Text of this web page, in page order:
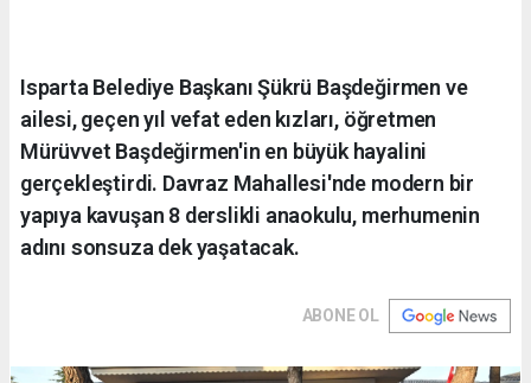
Isparta Belediye Başkanı Şükrü Başdeğirmen ve
ailesi, geçen yıl vefat eden kızları, öğretmen
Mürüvvet Başdeğirmen'in en büyük hayalini
gerçekleştirdi. Davraz Mahallesi'nde modern bir
yapıya kavuşan 8 derslikli anaokulu, merhumenin
adını sonsuza dek yaşatacak.
ABONE OL